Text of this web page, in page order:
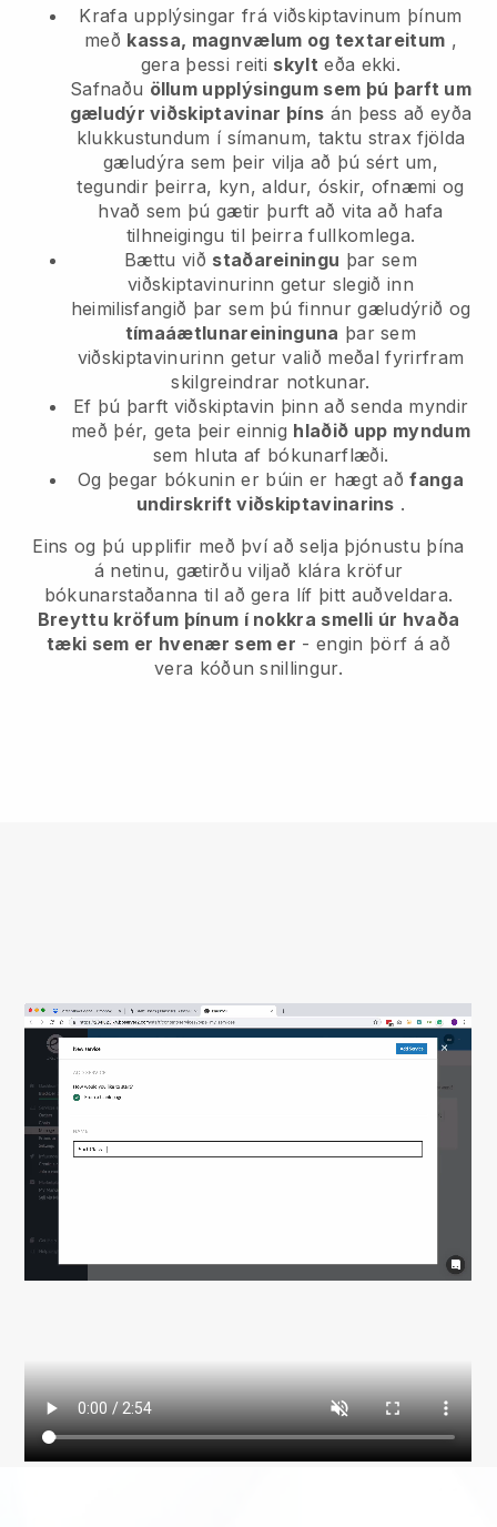
Krafa upplýsingar frá viðskiptavinum þínum
með kassa, magnvælum og textareitum ,
gera þessi reiti skylt eða ekki.
Safnaðu öllum upplýsingum sem þú þarft um
gæludýr viðskiptavinar þíns án þess að eyða
klukkustundum í símanum, taktu strax fjölda
gæludýra sem þeir vilja að þú sért um,
tegundir þeirra, kyn, aldur, óskir, ofnæmi og
hvað sem þú gætir þurft að vita að hafa
tilhneigingu til þeirra fullkomlega.
Bættu við staðareiningu þar sem
viðskiptavinurinn getur slegið inn
heimilisfangið þar sem þú finnur gæludýrið og
tímaáætlunareininguna þar sem
viðskiptavinurinn getur valið meðal fyrirfram
skilgreindrar notkunar.
Ef þú þarft viðskiptavin þinn að senda myndir
með þér, geta þeir einnig hlaðið upp myndum
sem hluta af bókunarflæði.
Og þegar bókunin er búin er hægt aðfanga
undirskrift viðskiptavinarins .
Eins og þú upplifir með því að selja þjónustu þína
á netinu, gætirðu viljað klára kröfur
bókunarstaðanna til að gera líf þitt auðveldara.
Breyttu kröfum þínum í nokkra smelli úr hvaða
tæki sem er hvenær sem er - engin þörf á að
vera kóðun snillingur.